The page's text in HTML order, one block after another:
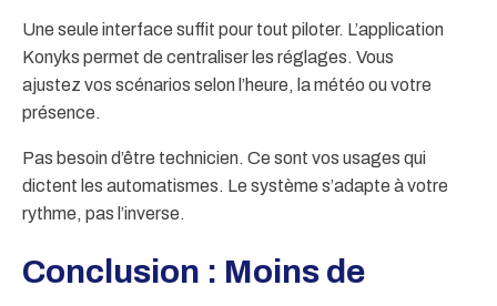
Une seule interface suffit pour tout piloter. L’application
Konyks permet de centraliser les réglages. Vous
ajustez vos scénarios selon l’heure, la météo ou votre
présence.
Pas besoin d’être technicien. Ce sont vos usages qui
dictent les automatismes. Le système s’adapte à votre
rythme, pas l’inverse.
Conclusion : Moins de